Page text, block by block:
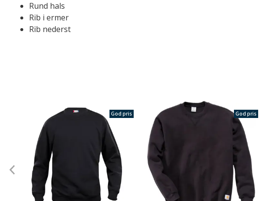
Rund hals
Rib i ermer
Rib nederst
God pris God pris